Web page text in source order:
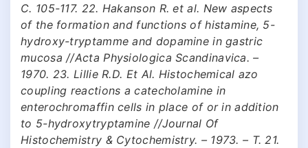
С. 105-117. 22. Hakanson R. et al. New aspects
of the formation and functions of histamine, 5-
hydroxy-tryptamme and dopamine in gastric
mucosa //Acta Physiologica Scandinavica. –
1970. 23. Lillie R.D. Et Al. Histochemical azo
coupling reactions a catecholamine in
enterochromaffin cells in place of or in addition
to 5-hydroxytryptamine //Journal Of
Histochemistry & Cytochemistry. – 1973. – Т. 21.